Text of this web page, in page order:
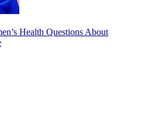
Health Questions About